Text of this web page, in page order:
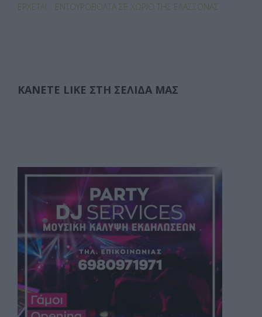
ΈΡΧΕΤΑΙ …ΕΝΤΟΥΡΟΒΌΛΤΑ ΣΕ ΧΩΡΙΌ ΤΗΣ ΕΛΑΣΣΌΝΑΣ
ΚΆΝΕΤΕ LIKE ΣΤΗ ΣΕΛΊΔΑ ΜΑΣ